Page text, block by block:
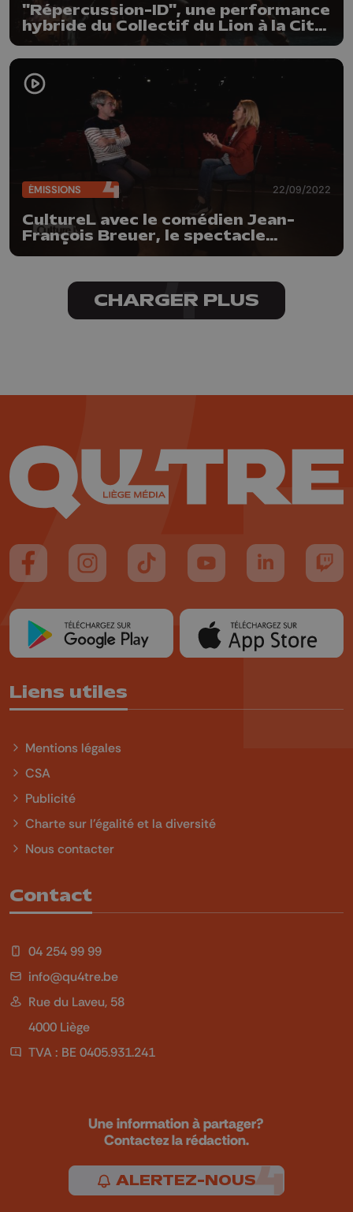
"Répercussion-ID", une performance
hybride du Collectif du Lion à la Cité
Miroir
ÉMISSIONS 22/09/2022
CultureL avec le comédien Jean-
François Breuer, le spectacle
CHARGER PLUS
Suivez-nous sur FaceBook
Suivez-nous sur Instagram
Suivez-nous sur TikTok
Suivez-nous sur YouTube
Suivez-nous
Liens utiles
Mentions légales
CSA
Publicité
Charte sur l'égalité et la diversité
Nous contacter
Contact
04 254 99 99
info@qu4tre.be
Rue du Laveu, 58
4000 Liège
TVA : BE 0405.931.241
Une information à partager?
Contactez la rédaction.
ALERTEZ-NOUS